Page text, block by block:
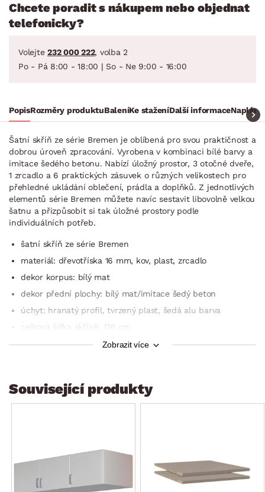
Chcete poradit s nákupem nebo objednat
telefonicky?
Volejte 232 000 222, volba 2
Po - Pá 8:00 - 18:00 | So - Ne 9:00 - 16:00
PopisRozměry produktuBaleníKe staženíDalší informace
Šatní skříň ze série Bremen je oblíbená pro svou praktičnost a
dobrou úroveň zpracování. Vyrobena v kombinaci bílé barvy a
imitace šedého betonu. Nabízí úložný prostor, 3 otočné dveře,
1 zrcadlo a 6 praktických zásuvek o různých velikostech pro
přehledné ukládání oblečení, prádla a doplňků. Z jednotlivých
elementů série Bremen můžete navíc sestavit libovolně velkou
šatnu a přizpůsobit si tak úložné prostory podle
individuálních potřeb.
šatní skříň ze série Bremen
materiál: dřevotříska 16 mm, kov, plast, zrcadlo
dekor korpus: bílý mat
dekor přední plochy: bílý mat/imitace šedý beton
úchyt: hranatý profil, tvrzený plast, šedá alu barva
celková šířka skříně: 136 cm
3 x otočné dveře
3 x zásuvka dolní – extra hluboká (kovové boční pojezdy)
střední vnitřní blok: šířka cca 45 cm, otevřený úložný
prostor, 1 x závěsná šatní tyč z kovu
pravý vnitřní blok: šířka cca 45 cm, úložný prostor, 2 x
Zobrazit více
Související produkty